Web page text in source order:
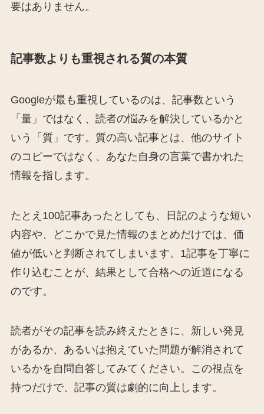
要はありません。
記事数よりも重視される質の本質
Googleが最も重視しているのは、記事数という
「量」ではなく、読者の悩みを解決しているかと
いう「質」です。質の高い記事とは、他のサイト
のコピーではなく、あなた自身の言葉で書かれた
情報を指します。
たとえ100記事あったとしても、日記のような短い
内容や、どこかで見た情報のまとめだけでは、価
値が低いと判断されてしまいます。1記事を丁寧に
作り込むことが、結果として合格への近道になる
のです。
読者がその記事を読み終えたときに、新しい発見
があるか、あるいは抱えていた問題が解消されて
いるかを自問自答してみてください。この視点を
持つだけで、記事の質は劇的に向上します。